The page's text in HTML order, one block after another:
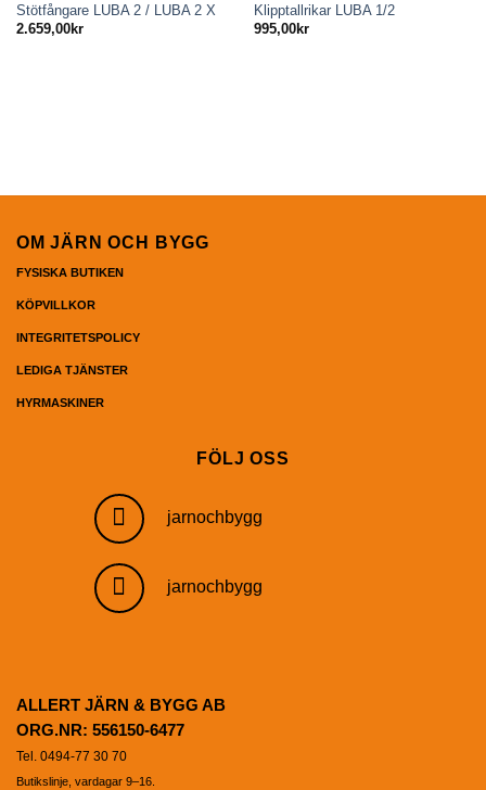
Stötfångare LUBA 2 / LUBA 2 X
2.659,00kr
Klipptallrikar LUBA 1/2
995,00kr
OM JÄRN OCH BYGG
FYSISKA BUTIKEN
KÖPVILLKOR
INTEGRITETSPOLICY
LEDIGA TJÄNSTER
HYRMASKINER
FÖLJ OSS
jarnochbygg
jarnochbygg
ALLERT JÄRN & BYGG AB
ORG.NR: 556150-6477
Tel. 0494-77 30 70
Butikslinje, vardagar 9–16.